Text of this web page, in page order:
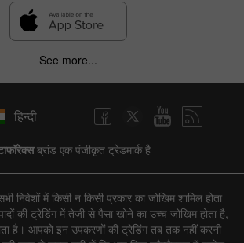
See more...
हिन्दी
ब्रांड एक पंजीकृत ट्रेडमार्क है
निवेशों में किसी न किसी प्रकार का जोखिम शामिल होता
की ट्रेडिंग में तेजी से पैसा खोने का उच्च जोखिम होता है,
है। आपको इन उपकरणों की ट्रेडिंग तब तक नहीं करनी